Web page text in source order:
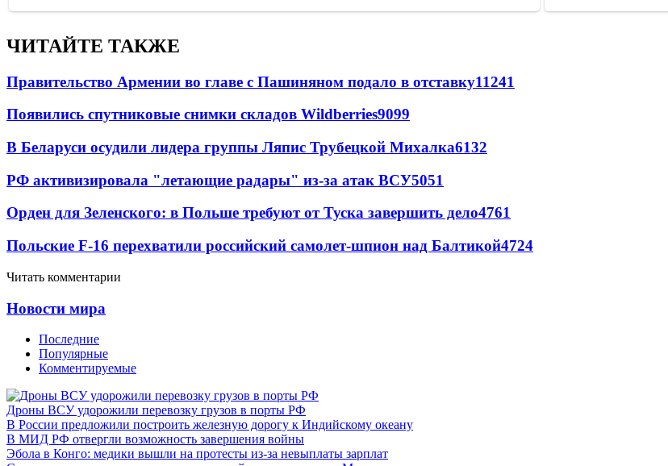
ЧИТАЙТЕ ТАКЖЕ
Правительство Армении во главе с Пашиняном подало в отставку11241
Появились спутниковые снимки складов Wildberries9099
В Беларуси осудили лидера группы Ляпис Трубецкой Михалка6132
РФ активизировала "летающие радары" из-за атак ВСУ5051
Орден для Зеленского: в Польше требуют от Туска завершить дело4761
Польские F-16 перехватили российский самолет-шпион над Балтикой4724
Читать комментарии
Новости мира
Последние
Популярные
Комментируемые
Дроны ВСУ удорожили перевозку грузов в порты РФ
В России предложили построить железную дорогу к Индийскому океану
В МИД РФ отвергли возможность завершения войны
Эбола в Конго: медики вышли на протесты из-за невыплаты зарплат